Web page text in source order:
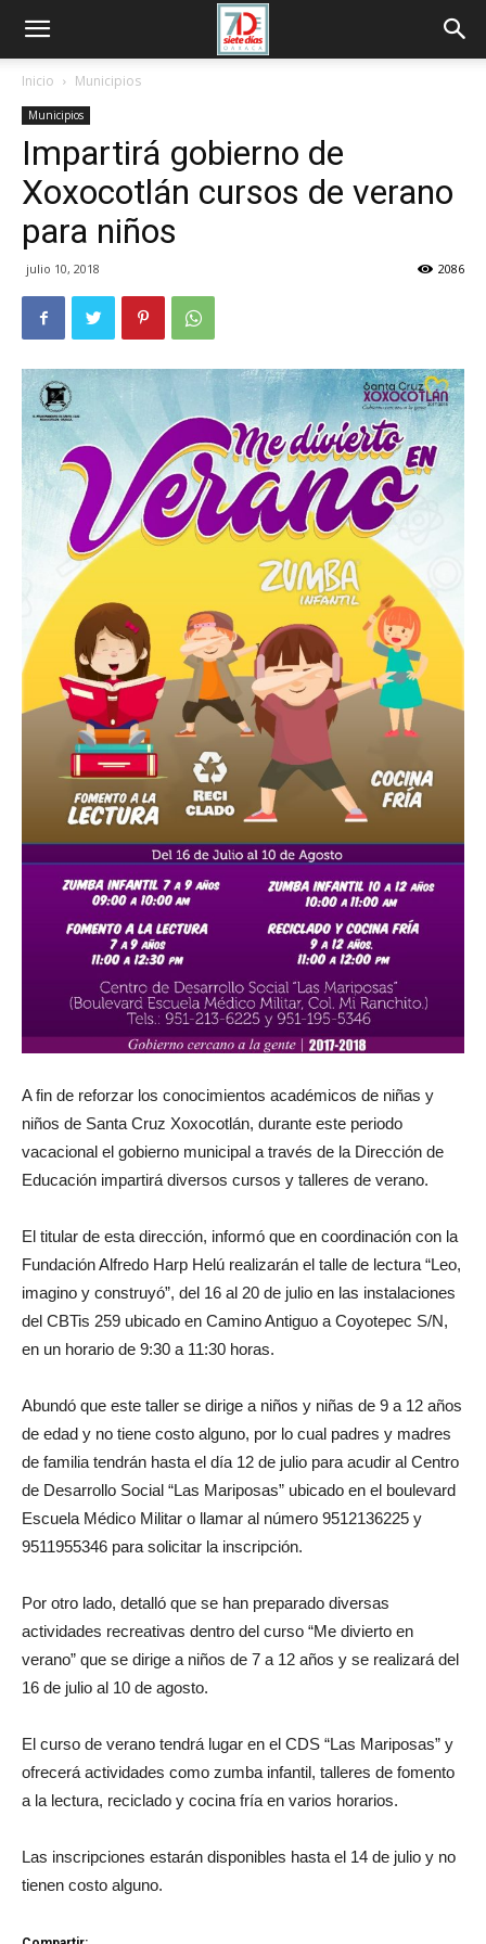
Inicio Municipios
Municipios
Impartirá gobierno de
Xoxocotlán cursos de verano
para niños
julio 10, 2018 2086
A fin de reforzar los conocimientos académicos de niñas y
niños de Santa Cruz Xoxocotlán, durante este periodo
vacacional el gobierno municipal a través de la Dirección de
Educación impartirá diversos cursos y talleres de verano.
El titular de esta dirección, informó que en coordinación con la
Fundación Alfredo Harp Helú realizarán el talle de lectura “Leo,
imagino y construyó”, del 16 al 20 de julio en las instalaciones
del CBTis 259 ubicado en Camino Antiguo a Coyotepec S/N,
en un horario de 9:30 a 11:30 horas.
Abundó que este taller se dirige a niños y niñas de 9 a 12 años
de edad y no tiene costo alguno, por lo cual padres y madres
de familia tendrán hasta el día 12 de julio para acudir al Centro
de Desarrollo Social “Las Mariposas” ubicado en el boulevard
Escuela Médico Militar o llamar al número 9512136225 y
9511955346 para solicitar la inscripción.
Por otro lado, detalló que se han preparado diversas
actividades recreativas dentro del curso “Me divierto en
verano” que se dirige a niños de 7 a 12 años y se realizará del
16 de julio al 10 de agosto.
El curso de verano tendrá lugar en el CDS “Las Mariposas” y
ofrecerá actividades como zumba infantil, talleres de fomento
a la lectura, reciclado y cocina fría en varios horarios.
Las inscripciones estarán disponibles hasta el 14 de julio y no
tienen costo alguno.